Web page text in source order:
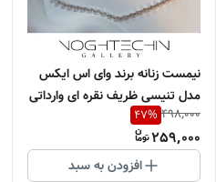
نیمست زنانه برند وای اس ایکس
مدل تنیسی ظریف نقره ای وارداتی
498,000
47%
259,000
افزودن به سبد